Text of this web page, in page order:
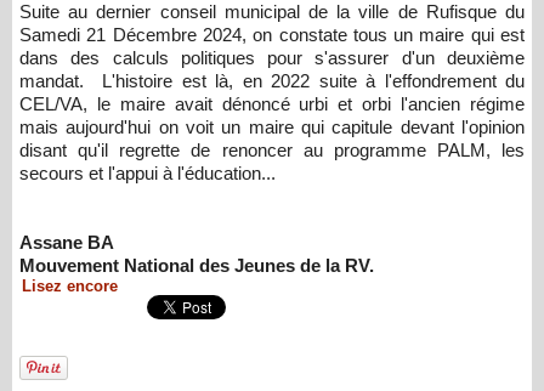
Suite au dernier conseil municipal de la ville de Rufisque du
Samedi 21 Décembre 2024, on constate tous un maire qui est
dans des calculs politiques pour s'assurer d'un deuxième
mandat. L'histoire est là, en 2022 suite à l'effondrement du
CEL/VA, le maire avait dénoncé urbi et orbi l'ancien régime
mais aujourd'hui on voit un maire qui capitule devant l'opinion
disant qu'il regrette de renoncer au programme PALM, les
secours et l'appui à l'éducation...
Assane BA
Mouvement National des Jeunes de la RV.
Lisez encore